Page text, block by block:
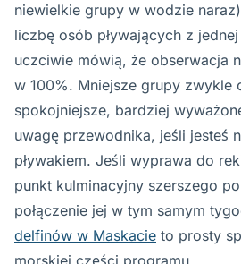
niewielkie grupy w wodzie
liczbę osób pływających z
uczciwie mówią, że obserwacja
w 100%. Mniejsze grupy zwykle
spokojniejsze, bardziej
uwagę przewodnika, jeśli jesteś
pływakiem. Jeśli wyprawa do
punkt kulminacyjny szerszego
połączenie jej w tym samym
delfinów w Maskacie to prosty
morskiej części programu.